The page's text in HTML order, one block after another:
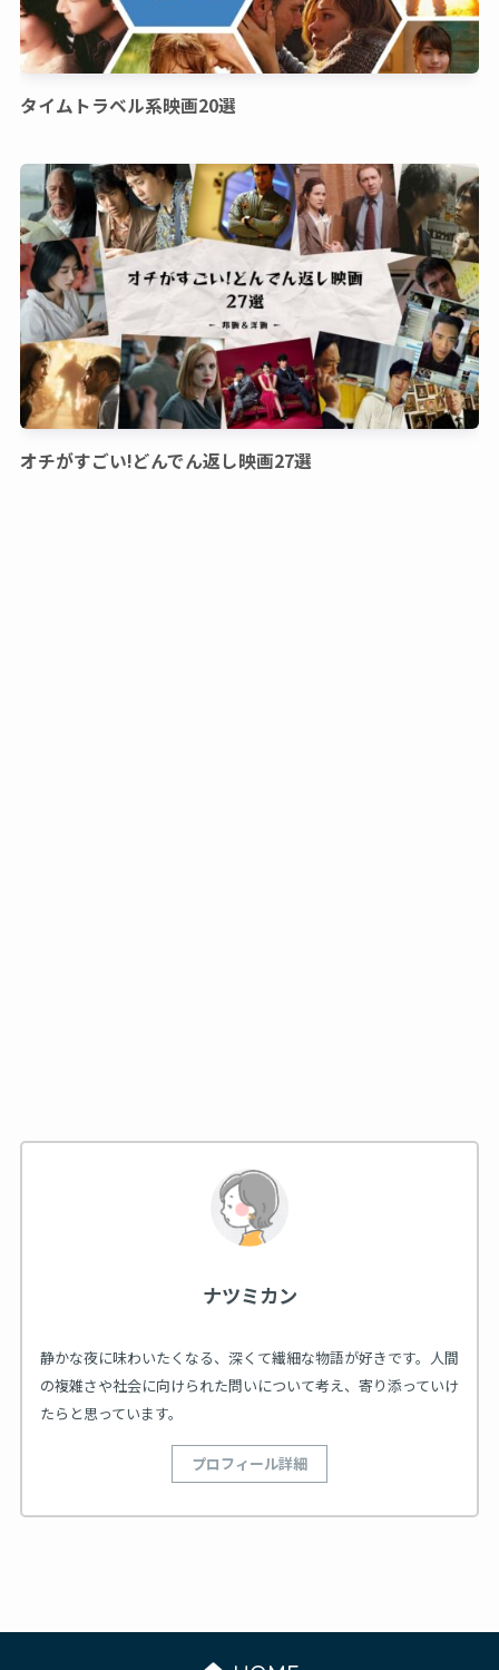
タイムトラベル系映画20選
オチがすごい!どんでん返し映画27選
ナツミカン
静かな夜に味わいたくなる、深くて繊細な物語が好きです。人間
の複雑さや社会に向けられた問いについて考え、寄り添っていけ
たらと思っています。
プロフィール詳細